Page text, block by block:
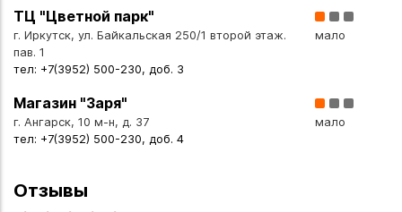
ТЦ "Цветной парк"
г. Иркутск, ул. Байкальская 250/1 второй этаж.
пав. 1
тел: +7(3952) 500-230, доб. 3
мало
Магазин "Заря"
г. Ангарск, 10 м-н, д. 37
тел: +7(3952) 500-230, доб. 4
мало
Отзывы